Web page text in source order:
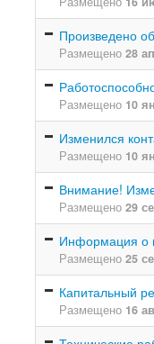
Произведено
Размещено 28
Размещено 10
Изменился
Размещено 10
Внимание!
Размещено 29
Информация о
Размещено 25
Капитальный
Размещено 16